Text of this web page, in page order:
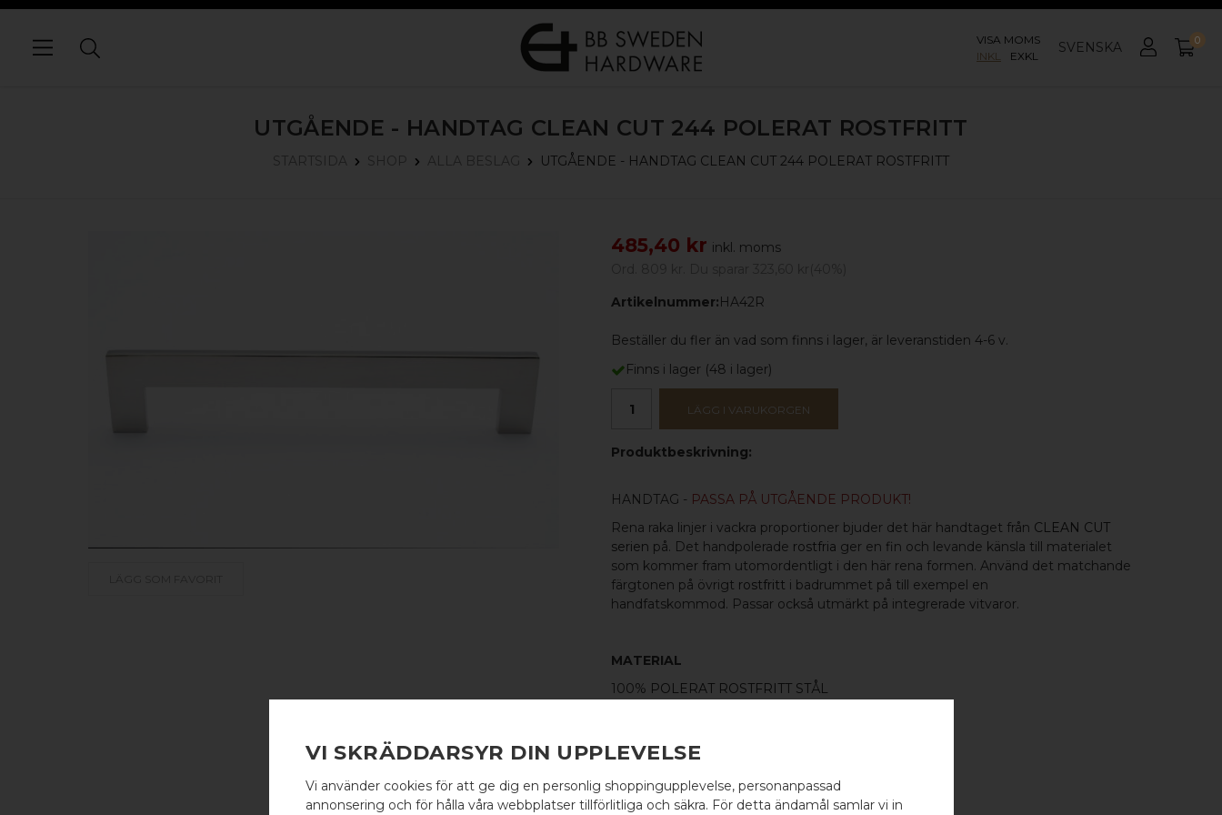
VISA MOMS
INKL
EXKL SVENSKA
WELCOME TO
0
UTGÅENDE - HANDTAG CLEAN CUT 244 POLERAT ROSTFRITT
STARTSIDA SHOP ALLA BESLAG UTGÅENDE - HANDTAG CLEAN CUT 244 POLERAT ROSTFRITT
485,40 kr inkl. moms
Artikelnummer:HA42R
Beställer du fler än vad som finns i lager, är leveranstiden 4-6 v.
Finns i lager (48 i lager)
LÄGG I VARUKORGEN
Produktbeskrivning:
HANDTAG - PASSA PÅ UTGÅENDE PRODUKT!
Rena raka linjer i vackra proportioner bjuder det här handtaget från CLEAN CUT
serien på. Det handpolerade rostfria ger en fin och levande känsla till materialet
som kommer fram utomordentligt i den här rena formen. Använd det matchande
färgtonen på övrigt rostfritt i badrummet på till exempel en
handfatskommod. Passar också utmärkt på integrerade vitvaror.
MATERIAL
100% POLERAT ROSTFRITT STÅL
L: 244MM H: 50MM TJ: 8MM
224MM
VI SKRÄDDARSYR DIN UPPLEVELSE
Vi använder cookies för att ge dig en personlig shoppingupplevelse, personanpassad
annonsering och för hålla våra webbplatser tillförlitliga och säkra. För detta ändamål samlar vi in